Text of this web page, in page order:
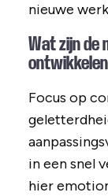
nieuwe
Wat zijn
Focus op
in een snel
hier